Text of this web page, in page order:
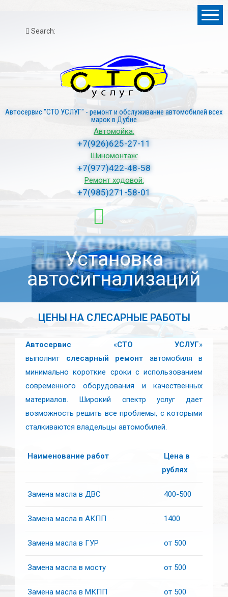
Search:
Автосервис "СТО УСЛУГ" - ремонт и обслуживание автомобилей всех
марок в Дубне
Автомойка:
+7(926)625-27-11
Шиномонтаж:
+7(977)422-48-58
Ремонт ходовой:
+7(985)271-58-01
Установка
автосигнализаций
ЦЕНЫ НА СЛЕСАРНЫЕ РАБОТЫ
Автосервис «СТО УСЛУГ»
выполнит слесарный ремонт автомобиля в
минимально короткие сроки с использованием
современного оборудования и качественных
материалов. Широкий спектр услуг дает
возможность решить все проблемы, с которыми
сталкиваются владельцы автомобилей.
Наименование работ
Цена в
рублях
Замена масла в ДВС 400-500
Замена масла в АКПП 1400
Замена масла в ГУР от 500
Замена масла в мосту от 500
Замена масла в МКПП от 500